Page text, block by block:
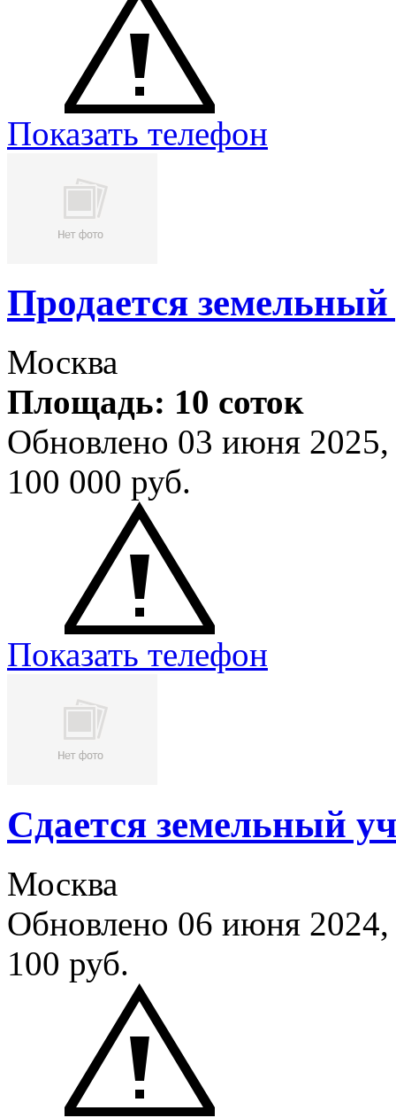
Показать телефон
Продается земельный
Москва
Площадь: 10 соток
Обновлено 03 июня
100 000 руб.
Показать телефон
Сдается земельный
Москва
Обновлено 06 июня
100 руб.